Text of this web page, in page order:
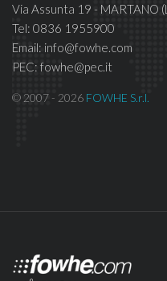
Via Assunta 19 - MARTANO
Tel: 0836 1955900
Email: info@fowhe.com
PEC: fowhe@pec.it
© 2007 - 2026 FOWHE S.r.l.